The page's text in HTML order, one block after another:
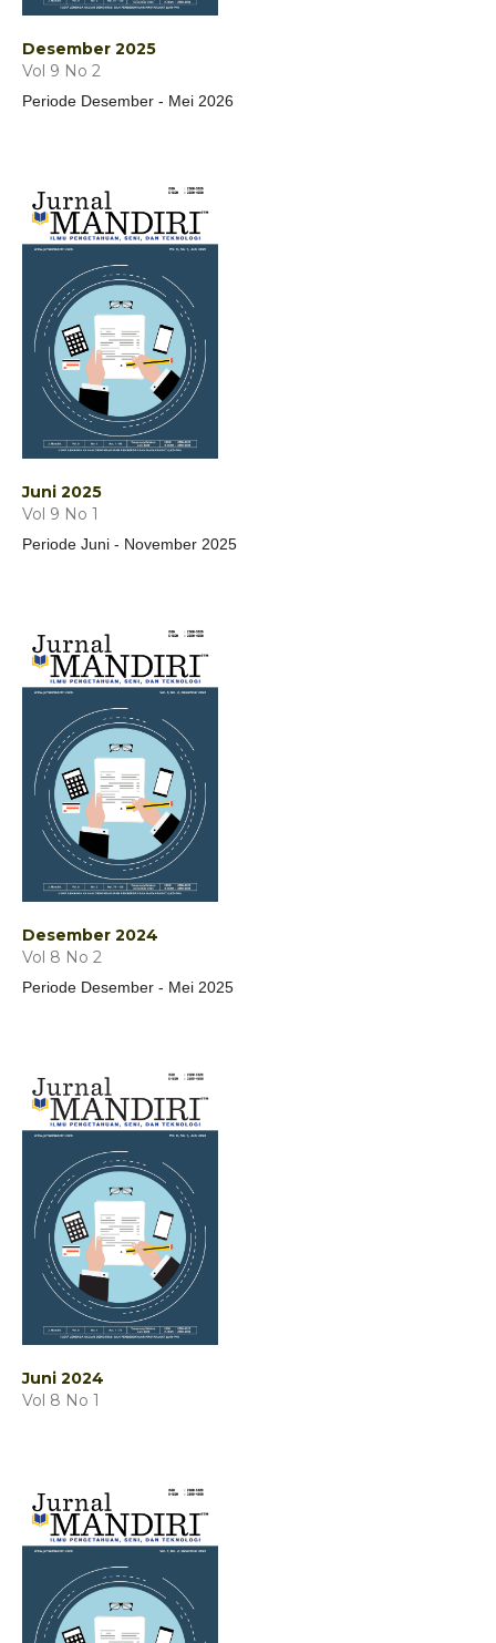
Desember 2025
Vol 9 No 2
Periode Desember - Mei 2026
Juni 2025
Vol 9 No 1
Periode Juni - November 2025
Desember 2024
Vol 8 No 2
Periode Desember - Mei 2025
Juni 2024
Vol 8 No 1